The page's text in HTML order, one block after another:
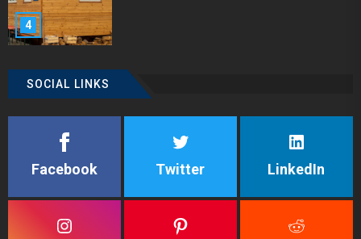
4
SOCIAL LINKS
Facebook Twitter LinkedIn